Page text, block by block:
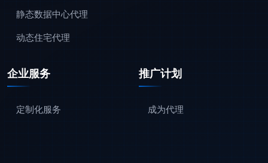
静态数据中心代理
动态住宅代理
企业服务
定制化服务
推广计划
成为代理